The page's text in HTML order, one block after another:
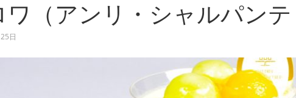
（アンリ・シャルパンテ
日